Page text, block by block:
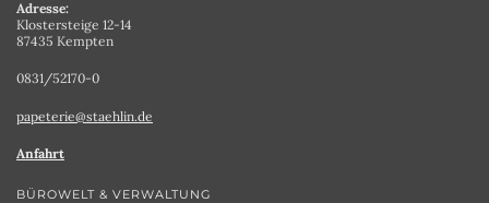
Adresse:
Klostersteige 12-14
87435 Kempten
0831/52170-0
papeterie@staehlin.de
Anfahrt
BÜROWELT & VERWALTUNG